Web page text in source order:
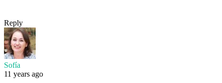
Reply
Sofía
11 years ago